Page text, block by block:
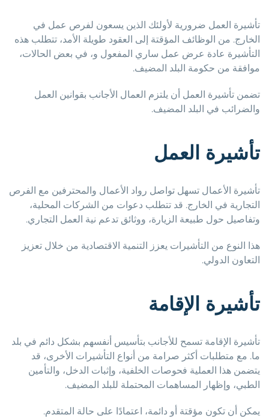
تأشيرة العمل ضرورية لأولئك الذين يسعون لفرص عمل في
الخارج. من الوظائف المؤقتة إلى العقود طويلة الأمد، تتطلب هذه
التأشيرة عادة عرض عمل ساري المفعول و، في بعض الحالات،
موافقة من حكومة البلد المضيف.
تضمن تأشيرة العمل أن يلتزم العمال الأجانب بقوانين العمل
والضرائب في البلد المضيف.
تأشيرة العمل
تأشيرة الأعمال تسهل تواصل رواد الأعمال والمحترفين مع الفرص
التجارية في الخارج. قد تتطلب دعوات من الشركات المحلية،
وتفاصيل حول طبيعة الزيارة، ووثائق تدعم نية العمل التجاري.
هذا النوع من التأشيرات يعزز التنمية الاقتصادية من خلال تعزيز
التعاون الدولي.
تأشيرة الإقامة
تأشيرة الإقامة تسمح للأجانب بتأسيس أنفسهم بشكل دائم في بلد
ما. مع متطلبات أكثر صرامة من أنواع التأشيرات الأخرى، قد
يتضمن هذا العملية فحوصات الخلفية، وإثبات الدخل، والتأمين
الطبي، وإظهار المساهمات المحتملة للبلد المضيف.
يمكن أن تكون مؤقتة أو دائمة، اعتمادًا على حالة المتقدم.